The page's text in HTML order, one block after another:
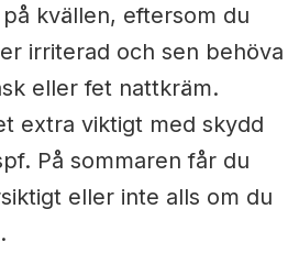
kvällen, eftersom du
irriterad och sen behöva
eller fet nattkräm.
extra viktigt med skydd
På sommaren får du
eller inte alls om du